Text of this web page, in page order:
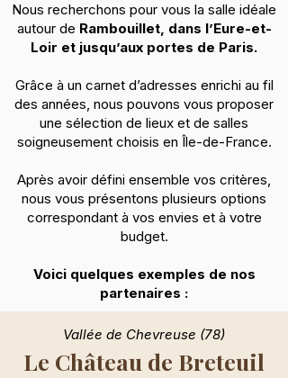
Nous recherchons pour vous la salle idéale
autour de Rambouillet, dans l’Eure-et-
Loir et jusqu’aux portes de Paris.
Grâce à un carnet d’adresses enrichi au fil
des années, nous pouvons vous proposer
une sélection de lieux et de salles
soigneusement choisis en Île-de-France.
Après avoir défini ensemble vos critères,
nous vous présentons plusieurs options
correspondant à vos envies et à votre
budget.
Voici quelques exemples de nos
partenaires :
Vallée de Chevreuse (78)
Le Château de Breteuil